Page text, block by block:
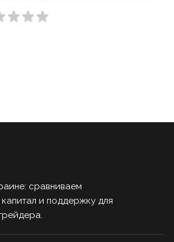
сравниваем
и поддержку для